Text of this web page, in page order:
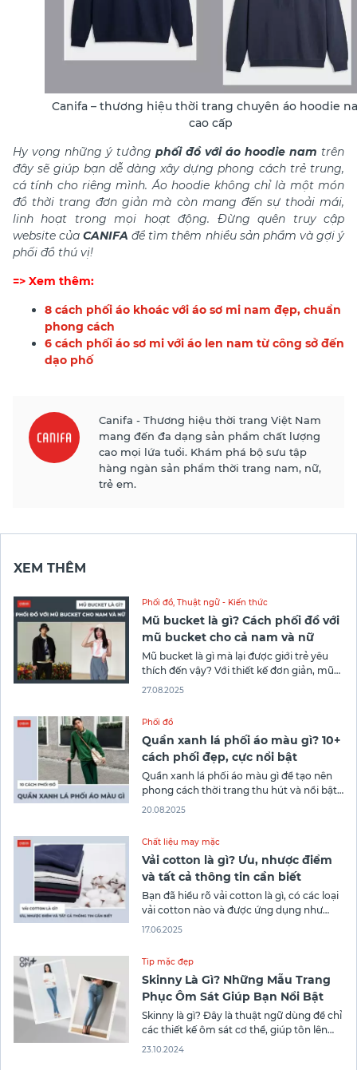
Canifa – thương hiệu thời trang chuyên áo hoodie
cao cấp
Hy vọng những ý tưởng phối đồ với áo hoodie nam trên
đây sẽ giúp bạn dễ dàng xây dựng phong cách trẻ trung,
cá tính cho riêng mình. Áo hoodie không chỉ là một món
đồ thời trang đơn giản mà còn mang đến sự thoải mái,
linh hoạt trong mọi hoạt động. Đừng quên truy cập
website củaCANIFA để tìm thêm nhiều sản phẩm và gợi ý
phối đồ thú vị!
=> Xem thêm:
8 cách phối áo khoác với áo sơ mi nam đẹp, chuẩn
phong cách
6 cách phối áo sơ mi với áo len nam từ công sở đến
dạo phố
Canifa - Thương hiệu thời trang Việt Nam
mang đến đa dạng sản phẩm chất lượng
cao mọi lứa tuổi. Khám phá bộ sưu tập
hàng ngàn sản phẩm thời trang nam, nữ,
trẻ em.
XEM THÊM
Phối đồ, Thuật ngữ - Kiến thức
Mũ bucket là gì? Cách phối đồ với
mũ bucket cho cả nam và nữ
Mũ bucket là gì mà lại được giới trẻ yêu
thích đến vậy? Với thiết kế đơn giản, mũ
bucket ngày càng xuất hiện nhiều trong
chọn kiểu tóc phù hợp với mũ bucket để
27.08.2025
Phối đồ
Quần xanh lá phối áo màu gì? 10+
cách phối đẹp, cực nổi bật
Quần xanh lá phối áo màu gì để tạo nên
phong cách thời trang thu hút và nổi bật
giữa đám đông? Đây là câu hỏi khiến
phối đồ nếu bạn không
20.08.2025
Chất liệu may mặc
Vải cotton là gì? Ưu, nhược điểm
và tất cả thông tin cần biết
Bạn đã hiểu rõ vải cotton là gì, có các loại
vải cotton nào và được ứng dụng như
nào? Hãy cùng Canifa tìm hiểu tất tần tật
17.06.2025
Tip mặc đẹp
Skinny Là Gì? Những Mẫu Trang
Phục Ôm Sát Giúp Bạn Nổi Bật
Skinny là gì? Đây là thuật ngữ dùng để chỉ
các thiết kế ôm sát cơ thể, giúp tôn lên
đường cong tự nhiên của người mặc. Nhờ
23.10.2024